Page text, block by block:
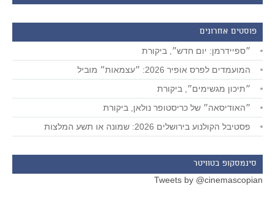
פוסטים אחרונים
״ספיידרמן: יום חדש״, ביקורת
המועמדים לפרס אופיר 2026: ״עצמאות״ מוביל
״תיכון מגשימים״, ביקורת
״האודיסאה״ של כריסטופר נולאן, ביקורת
פסטיבל הקולנוע בירושלים 2026: שמונה או תשע המלצות
סינמסקופ בטוויטר
Tweets by @cinemascopian